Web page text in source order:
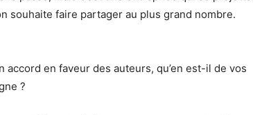
souhaite faire partager au plus grand nombre.
accord en faveur des auteurs, qu’en est-il de vos
?